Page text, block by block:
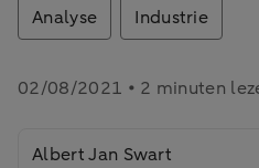
Analyse Industrie
02/08/2021 • 2 minuten
Albert Jan Swart